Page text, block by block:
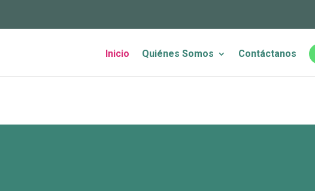
Inicio Quiénes Somos Contáctanos